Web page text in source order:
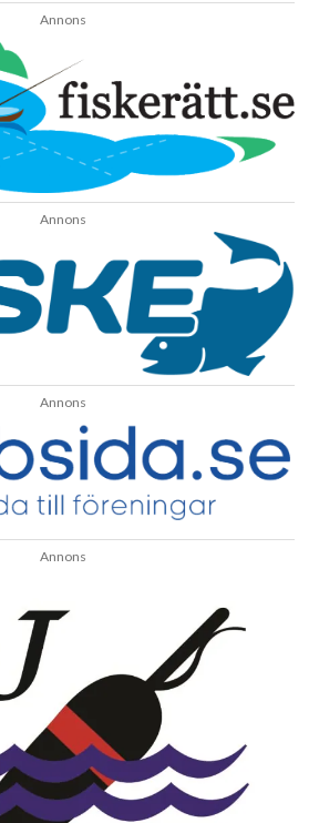
Annons
Annons
Annons
Annons